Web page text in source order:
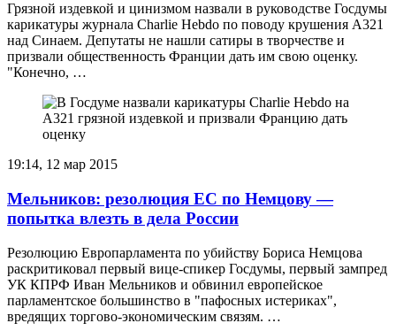
Грязной издевкой и цинизмом назвали в руководстве Госдумы
карикатуры журнала Charlie Hebdo по поводу крушения А321
над Синаем. Депутаты не нашли сатиры в творчестве и
призвали общественность Франции дать им свою оценку.
"Конечно, …
19:14, 12 мар 2015
Мельников: резолюция ЕС по Немцову —
попытка влезть в дела России
Резолюцию Европарламента по убийству Бориса Немцова
раскритиковал первый вице-спикер Госдумы, первый зампред
УК КПРФ Иван Мельников и обвинил европейское
парламентское большинство в "пафосных истериках",
вредящих торгово-экономическим связям. …